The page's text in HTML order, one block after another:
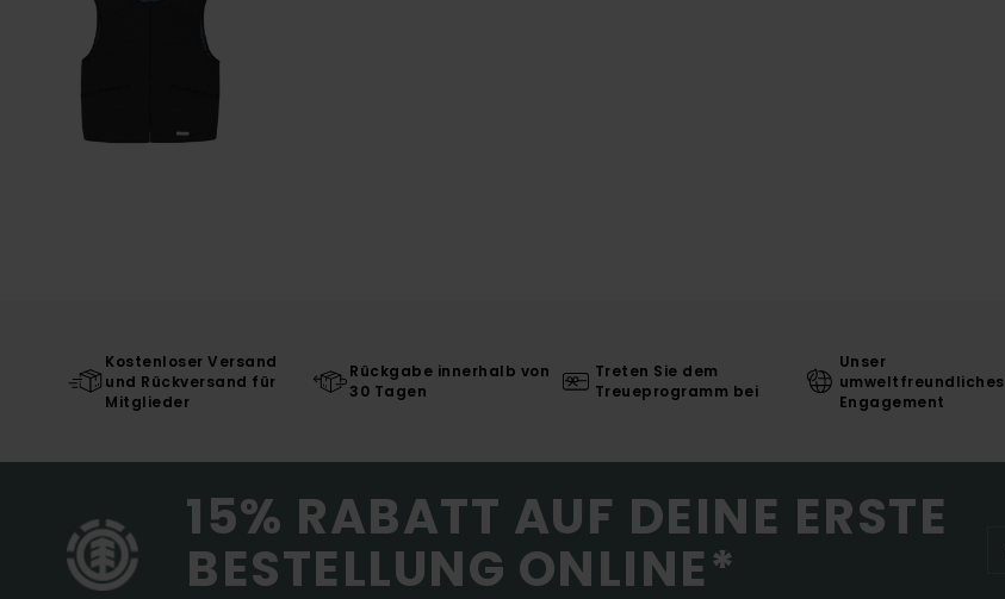
Kostenloser Versand
und Rückversand für
Mitglieder
Rückgabe innerhalb von
30 Tagen
Treten Sie dem
Treueprogramm bei
Unser
umweltfreundliches
Engagement
15% RABATT AUF DEINE ERSTE
BESTELLUNG ONLINE*